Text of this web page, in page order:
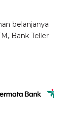
belanjanya
Bank Teller